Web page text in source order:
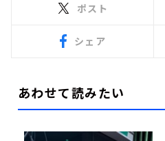
ポスト
シェア
あわせて読みたい